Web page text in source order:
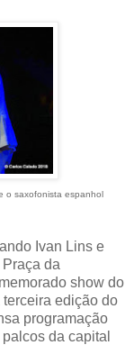
o saxofonista espanhol
Ivan Lins e
da
show do
edição do
programação
da capital